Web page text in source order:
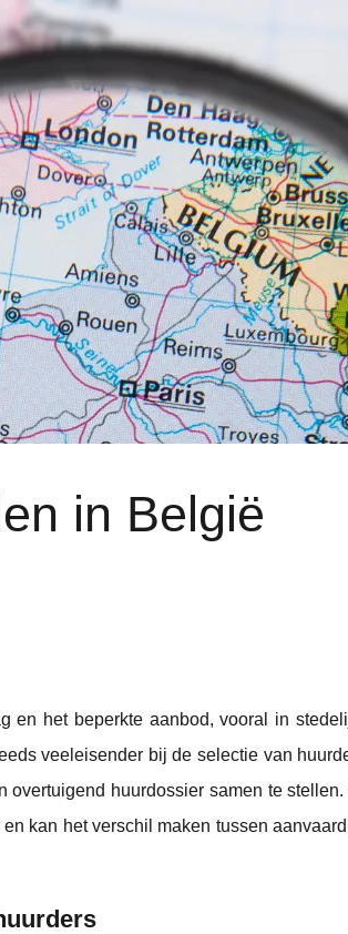
in België
en het beperkte aanbod, vooral in
veeleisender bij de selectie van
overtuigend huurdossier samen te stellen.
kan het verschil maken tussen